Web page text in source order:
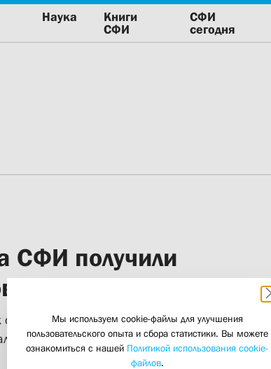
Наука
Книги
СФИ
СФИ
сегодня
СФИ получили
РПЦ
общение: очерки о личности
Молитвы»
Мы используем cookie-файлы для улучшения
пользовательского опыта и сбора статистики. Вы можете
ознакомиться с нашей Политикой использования cookie-
файлов.